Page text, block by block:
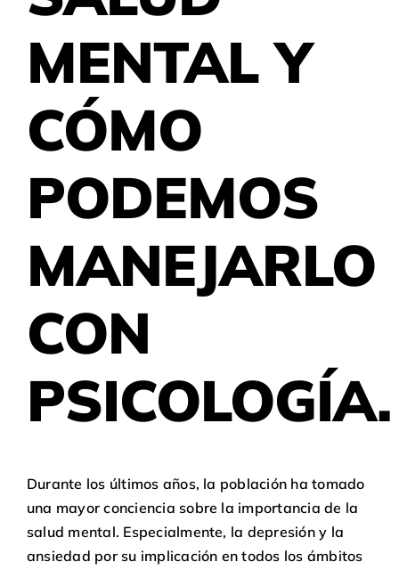
MENTAL Y
CÓMO
PODEMOS
MANEJARLO
CON
PSICOLOGÍA.
Durante los últimos años, la población ha tomado
una mayor conciencia sobre la importancia de la
salud mental. Especialmente, la depresión y la
ansiedad por su implicación en todos los ámbitos